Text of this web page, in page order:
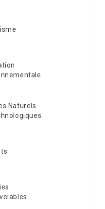
Naturels